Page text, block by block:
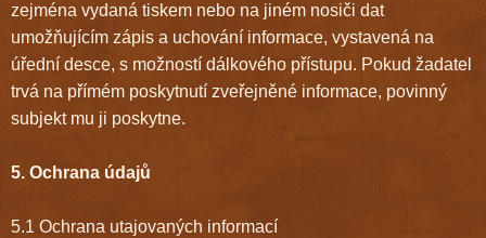
zejména vydaná tiskem nebo na jiném nosiči dat
umožňujícím zápis a uchování informace, vystavená na
úřední desce, s možností dálkového přístupu. Pokud žadatel
trvá na přímém poskytnutí zveřejněné informace, povinný
subjekt mu ji poskytne.
5. Ochrana údajů
5.1 Ochrana utajovaných informací